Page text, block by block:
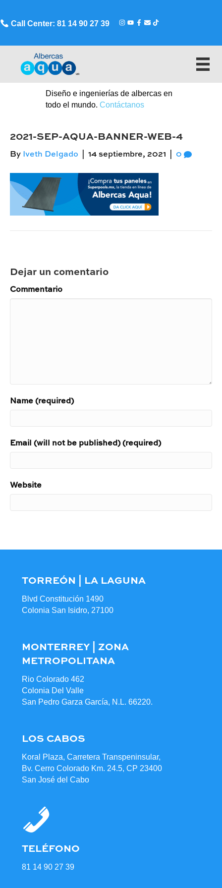
Call Center: 81 14 90 27 39
Diseño e ingenierías de albercas en
todo el mundo. Contáctanos
2021-SEP-AQUA-BANNER-WEB-4
By Iveth Delgado 14 septiembre, 2021 0
Dejar un comentario
Commentario
Name (required)
Email (will not be published) (required)
Website
TORREÓN | LA LAGUNA
Blvd Constitución 1490
Colonia San Isidro, 27100
MONTERREY | ZONA
METROPOLITANA
Rio Colorado 462
Colonia Del Valle
San Pedro Garza García, N.L. 66220.
LOS CABOS
Koral Plaza, Carretera Transpeninsular,
Bv. Cerro Colorado Km. 24.5, CP 23400
San José del Cabo
TELÉFONO
81 14 90 27 39